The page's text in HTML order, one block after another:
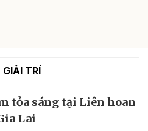
TRÍ
tỏa sáng tại Liên hoan
Lai